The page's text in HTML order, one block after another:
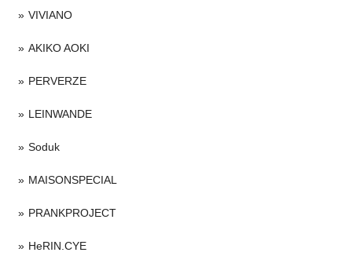
VIVIANO
AKIKO AOKI
PERVERZE
LEINWANDE
Soduk
MAISONSPECIAL
PRANKPROJECT
HeRIN.CYE